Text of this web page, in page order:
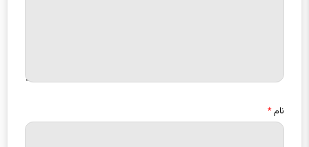
نام*